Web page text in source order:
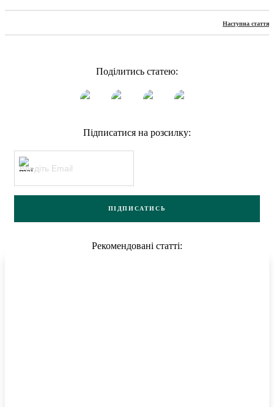
Наступна стаття
Поділитись статею:
Підписатися на розсилку:
ПІДПИСАТИСЬ
Рекомендовані статті: